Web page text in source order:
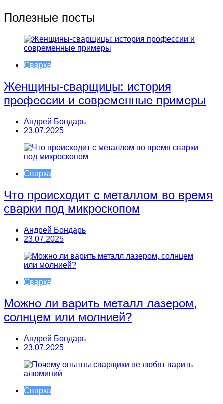
по
записям
Полезные посты
Сварка
Женщины-сварщицы: история
профессии и современные примеры
Андрей Бондарь
23.07.2025
Сварка
Что происходит с металлом во время
сварки под микроскопом
Андрей Бондарь
23.07.2025
Сварка
Можно ли варить металл лазером,
солнцем или молнией?
Андрей Бондарь
23.07.2025
Сварка